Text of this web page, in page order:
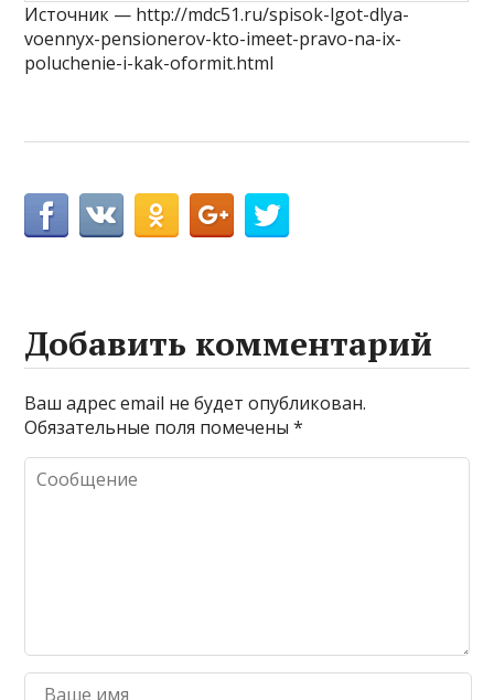
Источник — http://mdc51.ru/spisok-lgot-dlya-
voennyx-pensionerov-kto-imeet-pravo-na-ix-
poluchenie-i-kak-oformit.html
Добавить комментарий
Ваш адрес email не будет опубликован.
Обязательные поля помечены*